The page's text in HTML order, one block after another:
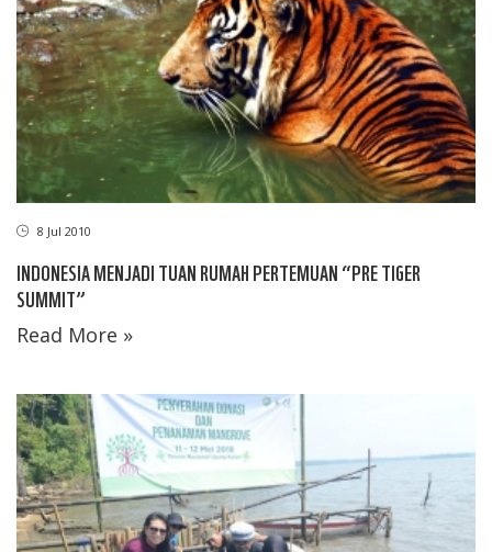
8 Jul 2010
INDONESIA MENJADI TUAN RUMAH PERTEMUAN “PRE TIGER
SUMMIT”
Read More »